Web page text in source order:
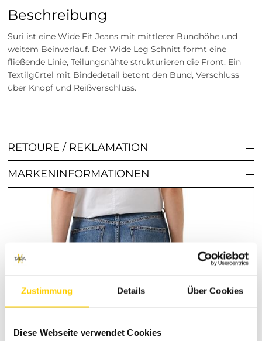
Zustimmung Details Über Cookies
Diese Webseite verwendet Cookies
Beschreibung
Suri ist eine Wide Fit Jeans mit mittlerer Bundhöhe und
weitem Beinverlauf. Der Wide Leg Schnitt formt eine
fließende Linie, Teilungsnähte strukturieren die Front. Ein
Textilgürtel mit Bindedetail betont den Bund, Verschluss
über Knopf und Reißverschluss.
RETOURE / REKLAMATION
MARKENINFORMATIONEN